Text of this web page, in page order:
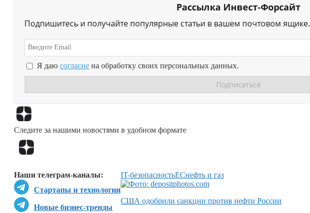
Рассылка Инвест-Форсайт
Подпишитесь и получайте популярные статьи в вашем почтовом ящике.
Я даю согласие на обработку своих персональных данных.
Следите за нашими новостями в удобном формате
Наши телеграм-каналы:
Стартапы и технологии
Новые бизнес-тренды
IT-безопасностьЕСнефть и газ
США одобрили санкции против нефти России